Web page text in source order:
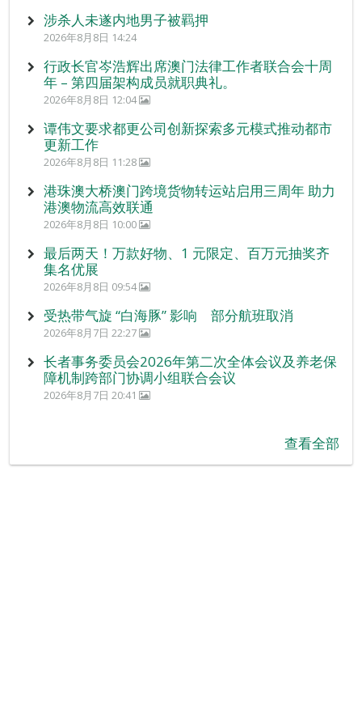
涉杀人未遂内地男子被羁押
2026年8月8日 14:24
行政长官岑浩辉出席澳门法律工作者联合会十周
年 – 第四届架构成员就职典礼。
2026年8月8日 12:04
谭伟文要求都更公司创新探索多元模式推动都市
更新工作
2026年8月8日 11:28
港珠澳大桥澳门跨境货物转运站启用三周年 助力
港澳物流高效联通
2026年8月8日 10:00
最后两天！万款好物、1 元限定、百万元抽奖齐
集名优展
2026年8月8日 09:54
受热带气旋 “白海豚” 影响 部分航班取消
2026年8月7日 22:27
长者事务委员会2026年第二次全体会议及养老保
障机制跨部门协调小组联合会议
2026年8月7日 20:41
查看全部